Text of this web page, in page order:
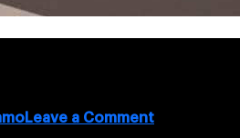
Leave a Commenton